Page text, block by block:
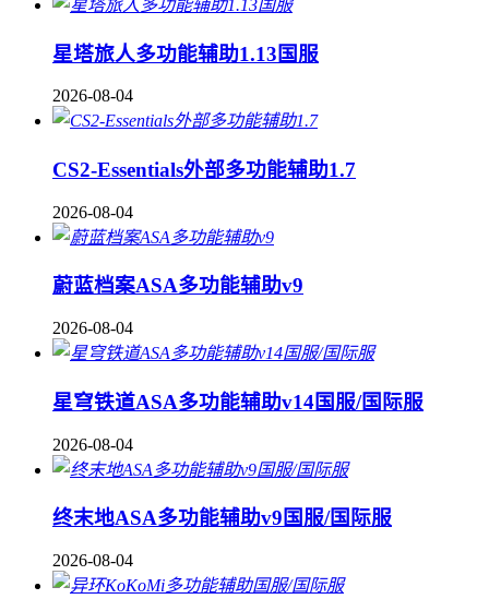
星塔旅人多功能辅助1.13国服
2026-08-04
CS2-Essentials外部多功能辅助1.7
2026-08-04
蔚蓝档案ASA多功能辅助v9
2026-08-04
星穹铁道ASA多功能辅助v14国服/国际服
2026-08-04
终末地ASA多功能辅助v9国服/国际服
2026-08-04